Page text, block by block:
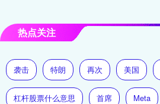
热点关注
袭击 特朗 再次 美国
杠杆股票什么意思 首席 Meta